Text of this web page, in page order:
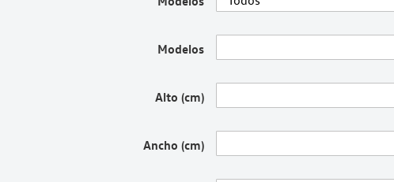
Modelos
Alto (cm)
Ancho (cm)